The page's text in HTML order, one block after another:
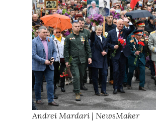
Andrei Mardari | NewsMaker